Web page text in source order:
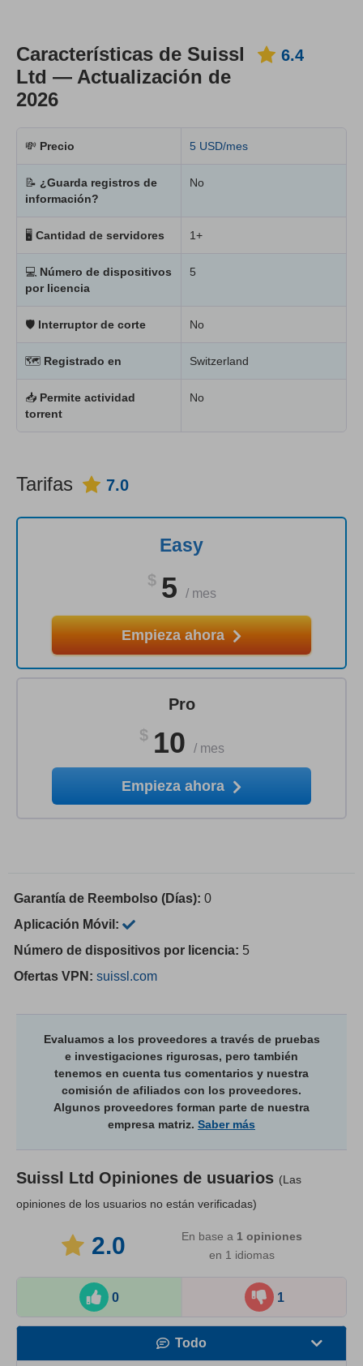
Características de Suissl
Ltd — Actualización de
2026
6.4
💸 Precio 5 USD/mes
📝 ¿Guarda registros de
información?
No
🖥 Cantidad de servidores 1+
💻 Número de dispositivos
por licencia
5
🛡 Interruptor de corte No
🗺 Registrado en Switzerland
📥 Permite actividad
torrent
No
Tarifas 7.0
Easy
$ 5 / mes
Empieza ahora
Pro
$ 10 / mes
Empieza ahora
Garantía de Reembolso (Días): 0
Aplicación Móvil:
Número de dispositivos por licencia: 5
Ofertas VPN: suissl.com
Evaluamos a los proveedores a través de pruebas
e investigaciones rigurosas, pero también
tenemos en cuenta tus comentarios y nuestra
comisión de afiliados con los proveedores.
Algunos proveedores forman parte de nuestra
empresa matriz. Saber más
Suissl Ltd Opiniones de usuarios (Las
opiniones de los usuarios no están verificadas)
2.0 En base a 1 opiniones
en 1 idiomas
0 1
Todo